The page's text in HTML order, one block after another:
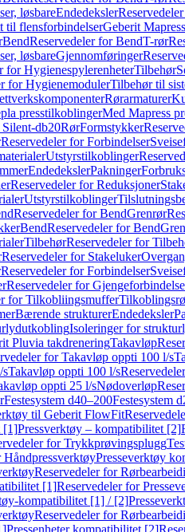
løsbareEndedeksler
til flensforbindelserGeberit
BendReservedeler for BendT-rør
løsbareGjennomføringer
for HygienespylerenheterTilbehør
for HygienemodulerTilbehør til
Rørarmaturer
presstilkoblingerMed Mapress
db20RørFormstykker
Reservedeler for Forbindelser
Utstyrstilkoblinger
EndedekslerPakninger
Reservedeler for Reduksjoner
Utstyrstilkoblinger
Reservedeler for BendGrenrør
BendReservedeler for Bend
TilbehørReservedeler for
Reservedeler for Stakeluker
Reservedeler for Forbindelser
Reservedeler for
for Tilkobliingsmuffer
Bærende strukturerEndedeksler
Isoleringer for
Pluvia takdreneringTakavløp
for Takavløp oppti 100 l/s
sTakavløp oppti 100 l/s
oppti 25 l/sNødoverløp
Festesystem d40–200Festesystem
til Geberit FlowFit
[1]Pressverktøy – kompatibilitet [2]
for Trykkprøvingsplugg
HåndpressverktøyPresseverktøy
Reservedeler for
[1]Reservedeler for
kompatibilitet [1] / [2]
Reservedeler for
Pressenheter kompatibilitet [2]